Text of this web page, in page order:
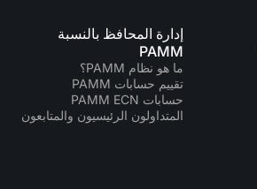
إدارة المحافظ بالنسبة
PAMM
ما هو نظام PAMM؟
تقييم حسابات PAMM
حسابات PAMM ECN
المتداولون الرئيسيون والمتابعون